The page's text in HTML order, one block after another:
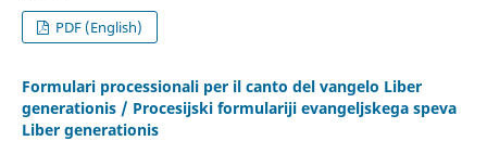
PDF (English)
Formulari processionali per il canto del vangelo Liber
generationis / Procesijski formulariji evangeljskega speva
Liber generationis